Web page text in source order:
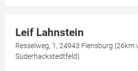
Leif Lahnstein
Resselweg, 1, 24943 Flensburg (26km
Süderhackstedtfeld)